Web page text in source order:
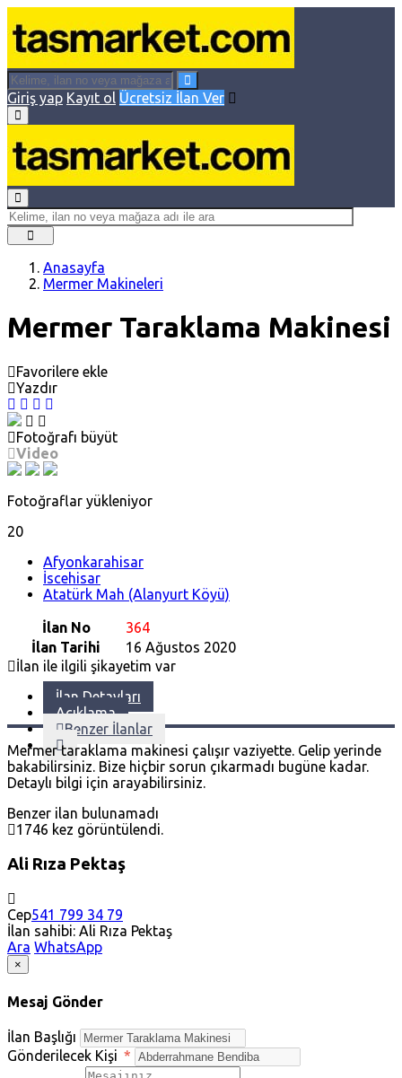
Giriş yap Kayıt ol Ücretsiz İlan Ver
Anasayfa
Mermer Makineleri
Mermer Taraklama Makinesi
Favorilere ekle
Yazdır
Fotoğrafı büyüt
Video
Fotoğraflar yükleniyor
20
Afyonkarahisar
İscehisar
Atatürk Mah (Alanyurt Köyü)
İlan No
364
İlan Tarihi
16 Ağustos 2020
İlan ile ilgili şikayetim var
İlan Detayları
Açıklama
Benzer İlanlar
Mermer taraklama makinesi çalışır vaziyette. Gelip yerinde
bakabilirsiniz. Bize hiçbir sorun çıkarmadı bugüne kadar.
Detaylı bilgi için arayabilirsiniz.
Benzer ilan bulunamadı
1746 kez görüntülendi.
Ali Rıza Pektaş
Cep541 799 34 79
İlan sahibi: Ali Rıza Pektaş
Ara WhatsApp
×
Mesaj Gönder
İlan Başlığı
Gönderilecek Kişi *